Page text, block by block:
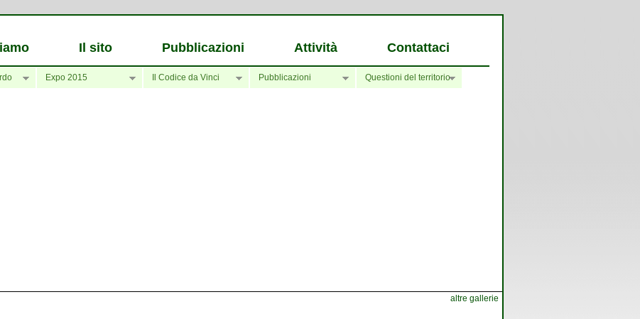
Il sito Pubblicazioni Attività Contattaci
Expo 2015 Il Codice da Vinci Pubblicazioni Questioni del territorio
altre gallerie